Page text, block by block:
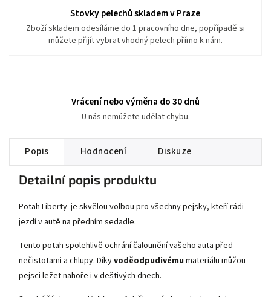
Stovky pelechů skladem v Praze
Zboží skladem odesíláme do 1 pracovního dne, popřípadě si
můžete přijít vybrat vhodný pelech přímo k nám.
Vrácení nebo výměna do 30 dnů
U nás nemůžete udělat chybu.
Popis Hodnocení Diskuze
Detailní popis produktu
Potah Liberty je skvělou volbou pro všechny pejsky, kteří rádi
jezdí v autě na předním sedadle.
Tento potah spolehlivě ochrání čalounění vašeho auta před
nečistotami a chlupy. Díkyvoděodpudivému materiálu můžou
pejsci ležet nahoře i v deštivých dnech.